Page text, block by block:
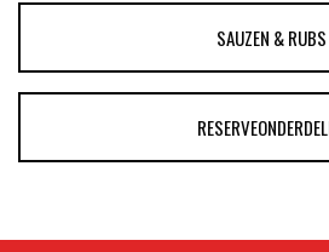
SAUZEN & RUBS